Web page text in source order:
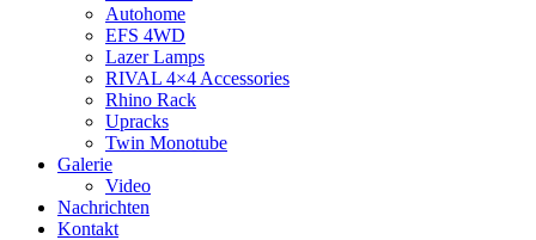
Autohome
EFS 4WD
Lazer Lamps
RIVAL 4×4 Accessories
Rhino Rack
Upracks
Twin Monotube
Galerie
Video
Nachrichten
Kontakt